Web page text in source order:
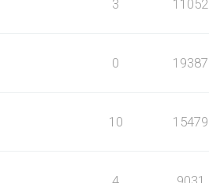
3 11052
0 19387
10 15479